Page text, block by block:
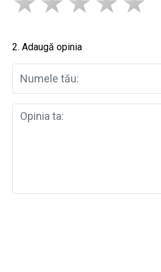
2. Adaugă opinia